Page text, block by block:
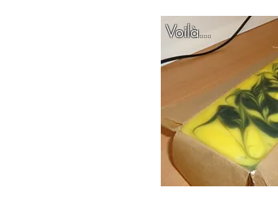
Voilà...